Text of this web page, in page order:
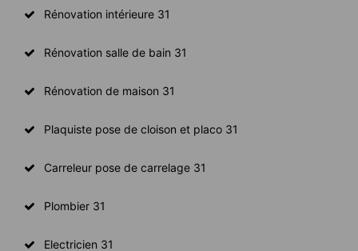
Rénovation intérieure 31
Rénovation salle de bain 31
Rénovation de maison 31
Plaquiste pose de cloison et placo 31
Carreleur pose de carrelage 31
Plombier 31
Electricien 31